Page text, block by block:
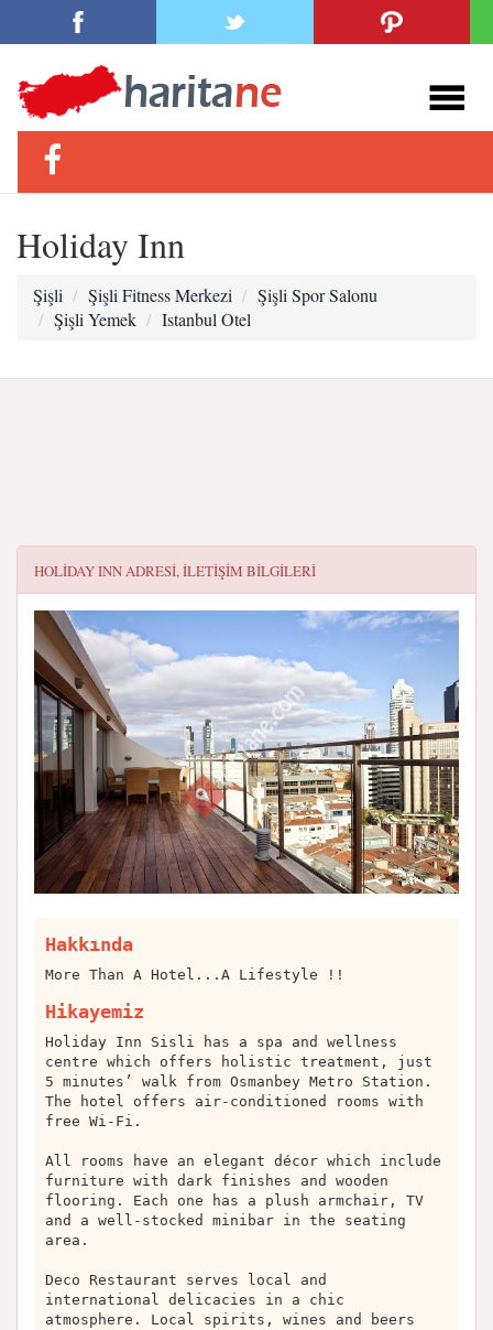
Holiday Inn
Şişli Şişli Fitness Merkezi
Şişli Spor Salonu
Şişli Yemek
Istanbul Otel
HOLIDAY INNADRESI, ILETIŞIM BILGILERI
Hakkında
More Than A Hotel...A Lifestyle !!
Hikayemiz
Holiday Inn Sisli has a spa and wellness
centre which offers holistic treatment, just
5 minutes’ walk from Osmanbey Metro Station.
The hotel offers air-conditioned rooms with
free Wi-Fi.
All rooms have an elegant décor which include
furniture with dark finishes and wooden
flooring. Each one has a plush armchair, TV
and a well-stocked minibar in the seating
area.
Deco Restaurant serves local and
international delicacies in a chic
atmosphere. Local spirits, wines and beers